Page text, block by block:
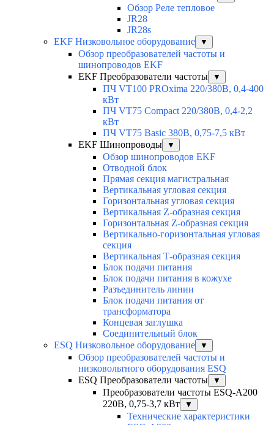
Обзор Реле тепловое
JR28
JR28s
EKF Низковольное оборудование
▼
Обзор преобразователей частоты и
шинопроводов EKF
EKF Преобразователи частоты
▼
ПЧ VT100 PROxima 220/380В, 0,4-400
кВт
ПЧ VT75 Compact 220/380В, 0,4-2,2
кВт
ПЧ VT75 Basic 380В, 0,75-7,5 кВт
EKF Шинопроводы
▼
Обзор шинопроводов EKF
Отводной блок
Прямая секция магистральная
Вертикальная угловая секция
Горизонтальная угловая секция
Вертикальная Z-образная секция
Горизонтальная Z-образная секция
Вертикально-горизонтальная угловая
секция
Вертикальная Т-образная секция
Блок подачи питания
Блок подачи питания в кожухе
Разъединитель линии
Блок подачи питания от
трансформатора
Концевая заглушка
Соединительный блок
ESQ Низковольное оборудование
▼
Обзор преобразователей частоты и
низковольтного оборудования ESQ
ESQ Преобразователи частоты
▼
Преобразователи частоты ESQ-A200
220В, 0,75-3,7 кВт
▼
Технические характеристики